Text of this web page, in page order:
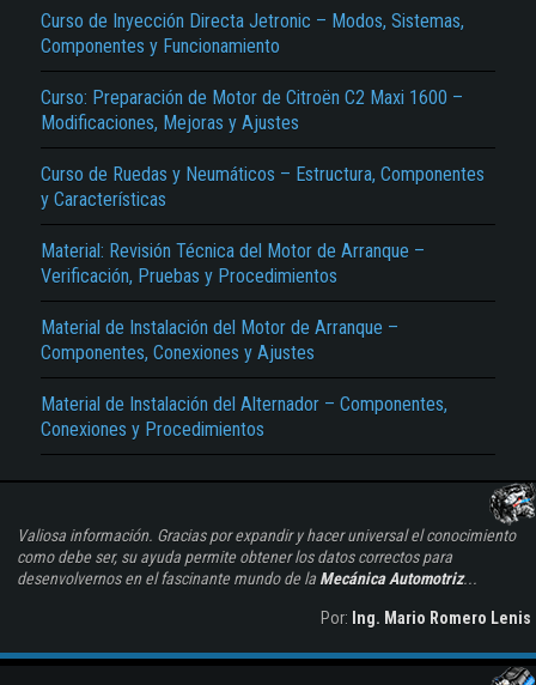
Curso de Inyección Directa Jetronic – Modos, Sistemas,
Componentes y Funcionamiento
Curso: Preparación de Motor de Citroën C2 Maxi 1600 –
Modificaciones, Mejoras y Ajustes
Curso de Ruedas y Neumáticos – Estructura, Componentes
y Características
Material: Revisión Técnica del Motor de Arranque –
Verificación, Pruebas y Procedimientos
Material de Instalación del Motor de Arranque –
Componentes, Conexiones y Ajustes
Material de Instalación del Alternador – Componentes,
Conexiones y Procedimientos
Valiosa información. Gracias por expandir y hacer universal el conocimiento
como debe ser, su ayuda permite obtener los datos correctos para
desenvolvernos en el fascinante mundo de la Mecánica Automotriz...
Por: Ing. Mario Romero Lenis